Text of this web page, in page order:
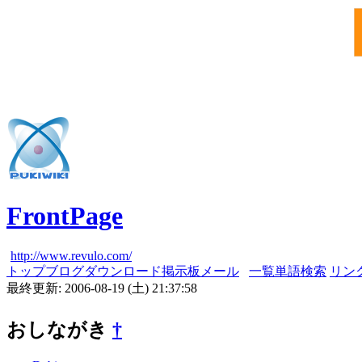
FrontPage
http://www.revulo.com/
トップブログダウンロード掲示板 メール 一覧単語検索 リン
最終更新: 2006-08-19 (土) 21:37:58
おしながき †